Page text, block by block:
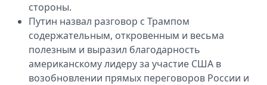
стороны.
Путин назвал разговор с Трампом
содержательным, откровенным и весьма
полезным и выразил благодарность
американскому лидеру за участие США в
возобновлении прямых переговоров России и